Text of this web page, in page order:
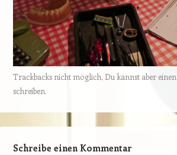
Trackbacks nicht möglich, Du kannst aber einen
schreiben.
Schreibe einen Kommentar